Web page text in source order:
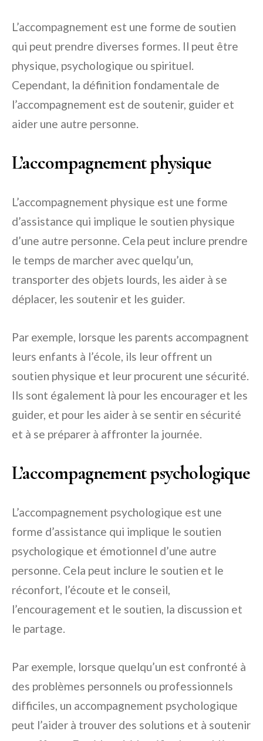
L’accompagnement est une forme de soutien
qui peut prendre diverses formes. Il peut être
physique, psychologique ou spirituel.
Cependant, la définition fondamentale de
l’accompagnement est de soutenir, guider et
aider une autre personne.
L’accompagnement physique
L’accompagnement physique est une forme
d’assistance qui implique le soutien physique
d’une autre personne. Cela peut inclure prendre
le temps de marcher avec quelqu’un,
transporter des objets lourds, les aider à se
déplacer, les soutenir et les guider.
Par exemple, lorsque les parents accompagnent
leurs enfants à l’école, ils leur offrent un
soutien physique et leur procurent une sécurité.
Ils sont également là pour les encourager et les
guider, et pour les aider à se sentir en sécurité
et à se préparer à affronter la journée.
L’accompagnement psychologique
L’accompagnement psychologique est une
forme d’assistance qui implique le soutien
psychologique et émotionnel d’une autre
personne. Cela peut inclure le soutien et le
réconfort, l’écoute et le conseil,
l’encouragement et le soutien, la discussion et
le partage.
Par exemple, lorsque quelqu’un est confronté à
des problèmes personnels ou professionnels
difficiles, un accompagnement psychologique
peut l’aider à trouver des solutions et à soutenir